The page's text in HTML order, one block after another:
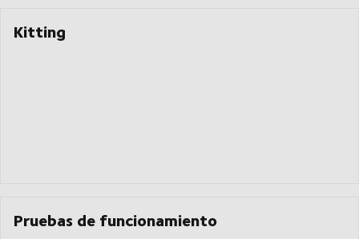
Kitting
Pruebas de funcionamiento